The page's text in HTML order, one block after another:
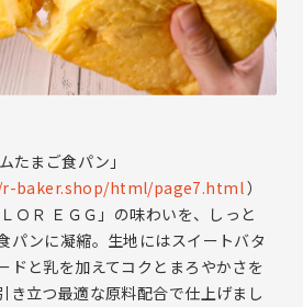
リシー
算書
たまご食パン」
baker.shop/html/page7.html）
ＯＲ ＥＧＧ」の味わいを、しっと
パンに凝縮。生地にはスイートバタ
ドと乳を加えてコクとまろやかさを
き立つ最適な原料配合で仕上げまし